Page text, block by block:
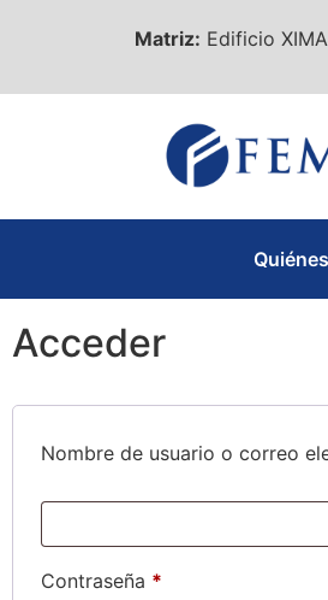
Matriz: Edificio
Acceder
Nombre de usuario o correo
Contraseña *